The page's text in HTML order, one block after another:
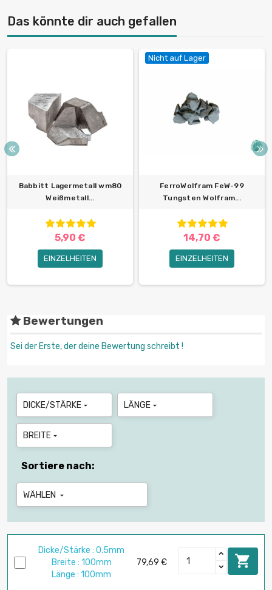
Das könnte dir auch gefallen
Babbitt Lagermetall wm80
Weißmetall...
5,90 €
EINZELHEITEN
Nicht auf Lager
FerroWolfram FeW-99
Tungsten Wolfram...
14,70 €
EINZELHEITEN
Bewertungen
Sei der Erste, der deine Bewertung schreibt !
DICKE/STÄRKE  LÄNGE 
BREITE 
Sortiere nach:
WÄHLEN 
Dicke/Stärke : 0.5mm
Breite : 100mm
Länge : 100mm
79,69 € 